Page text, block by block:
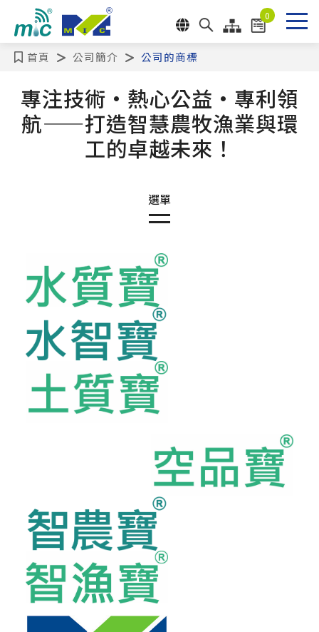
0
首頁 公司簡介 公司的商標
專注技術·熱心公益·專利領
航——打造智慧農牧漁業與環
工的卓越未來！
公司的商標
公司的專利
公司的熱心公益
公司的養殖白蝦示範池
公司的5大核心(合作契機)
Cookie管理面板